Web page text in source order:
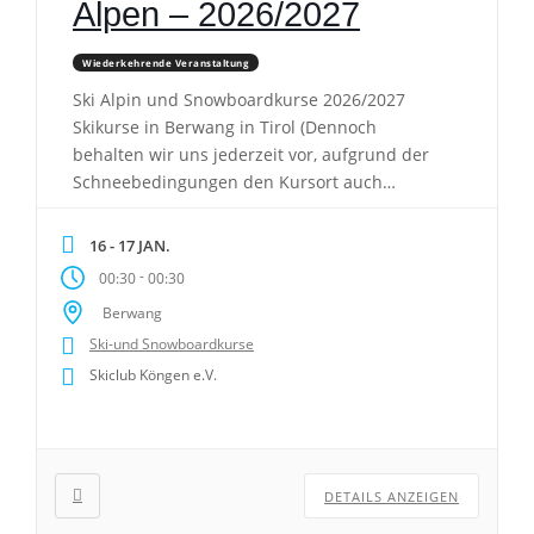
Alpen – 2026/2027
Wiederkehrende Veranstaltung
Ski Alpin und Snowboardkurse 2026/2027
Skikurse in Berwang in Tirol (Dennoch
behalten wir uns jederzeit vor, aufgrund der
Schneebedingungen den Kursort auch
Jahr bieten wir keine Busanreise mehr an.
Bitte die Anreise selber organisieren.
Kurszeiten: Kursdauer: 9:30 Uhr – 12:00 Uhr
und 13:00 Uhr – 15:00 Uhr Während der […]
16 - 17 JAN.
00:30-00:30
Berwang
Ski-und Snowboardkurse
Skiclub Köngen e.V.
DETAILS ANZEIGEN